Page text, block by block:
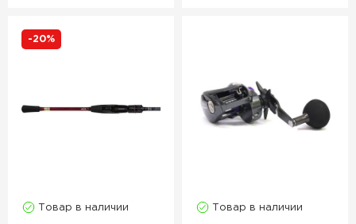
-20%
Товар в наличии Товар в наличии